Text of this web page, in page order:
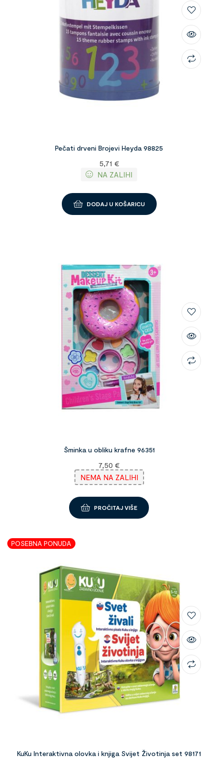
Pečati drveni Brojevi Heyda 98825
5,71 €
NA ZALIHI
DODAJ U KOŠARICU
Šminka u obliku krafne 96351
7,50 €
NEMA NA ZALIHI
PROČITAJ VIŠE
POSEBNA PONUDA
KuKu Interaktivna olovka i knjiga Svijet Životinja set 98171